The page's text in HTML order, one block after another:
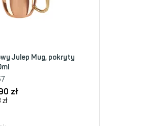
Julep Mug, pokryty
zł
zł